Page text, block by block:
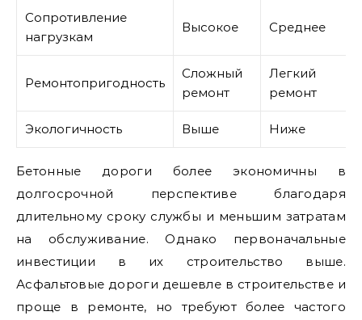
Сопротивление
нагрузкам
Высокое Среднее
Ремонтопригодность
Сложный
ремонт
Легкий
ремонт
Экологичность Выше Ниже
Бетонные дороги более экономичны в
долгосрочной перспективе благодаря
длительному сроку службы и меньшим затратам
на обслуживание. Однако первоначальные
инвестиции в их строительство выше.
Асфальтовые дороги дешевле в строительстве и
проще в ремонте, но требуют более частого